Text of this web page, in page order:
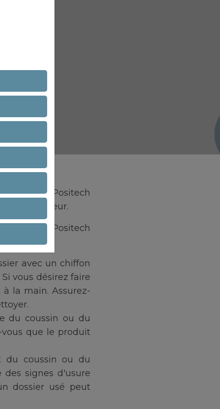
Positech
à l'utilisateur.
produits Positech
avec un chiffon
vous désirez faire
la main. Assurez-
du coussin ou du
vous que le produit
coussin ou du
signes d'usure
dossier usé peut